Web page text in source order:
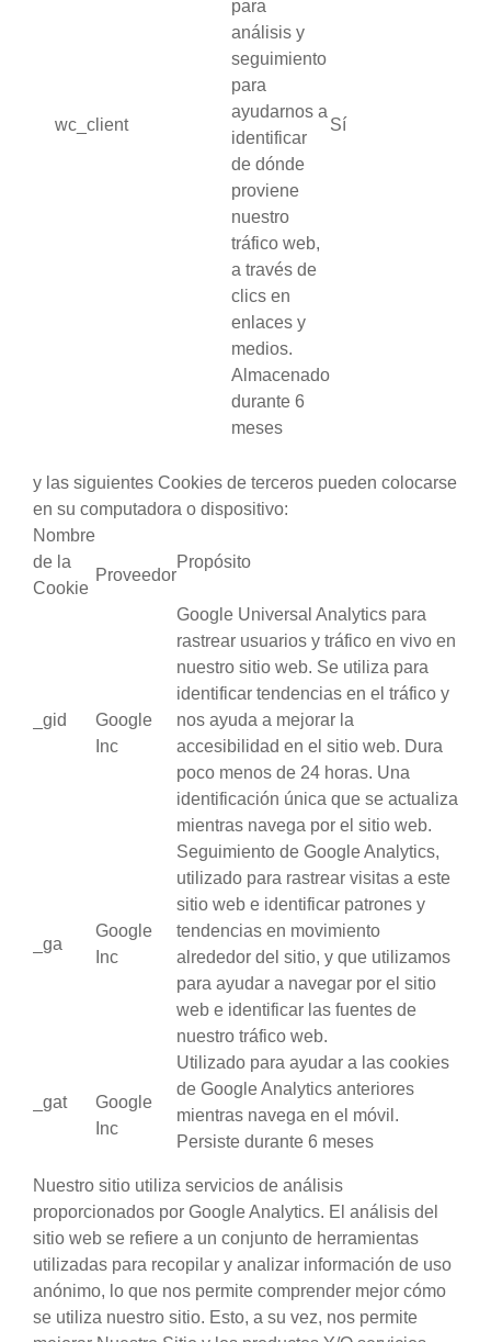
wc_client
para
análisis y
seguimiento
para
ayudarnos a
identificar
de dónde
proviene
nuestro
tráfico web,
a través de
clics en
enlaces y
medios.
Almacenado
durante 6
meses
Sí
y las siguientes Cookies de terceros pueden colocarse
en su computadora o dispositivo:
Nombre
de la
Cookie
Proveedor
Propósito
_gid
Google
Inc
Google Universal Analytics para
rastrear usuarios y tráfico en vivo en
nuestro sitio web. Se utiliza para
identificar tendencias en el tráfico y
nos ayuda a mejorar la
accesibilidad en el sitio web. Dura
poco menos de 24 horas. Una
identificación única que se actualiza
mientras navega por el sitio web.
_ga
Google
Inc
Seguimiento de Google Analytics,
utilizado para rastrear visitas a este
sitio web e identificar patrones y
tendencias en movimiento
alrededor del sitio, y que utilizamos
para ayudar a navegar por el sitio
web e identificar las fuentes de
nuestro tráfico web.
_gat
Google
Inc
Utilizado para ayudar a las cookies
de Google Analytics anteriores
mientras navega en el móvil.
Persiste durante 6 meses
Nuestro sitio utiliza servicios de análisis
proporcionados por Google Analytics. El análisis del
sitio web se refiere a un conjunto de herramientas
utilizadas para recopilar y analizar información de uso
anónimo, lo que nos permite comprender mejor cómo
se utiliza nuestro sitio. Esto, a su vez, nos permite